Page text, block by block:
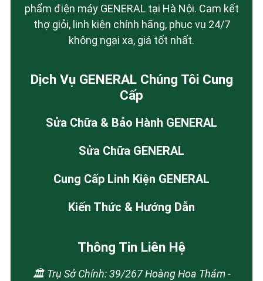
phẩm điện máy GENERAL tại Hà Nội. Cam kết
thợ giỏi, linh kiện chính hãng, phục vụ 24/7
không ngại xa, giá tốt nhất.
Dịch Vụ GENERAL Chúng Tôi Cung
Cấp
Sửa Chữa & Bảo Hành GENERAL
Sửa Chữa GENERAL
Cung Cấp Linh Kiện GENERAL
Kiến Thức & Hướng Dẫn
Thông Tin Liên Hệ
🏛️ Trụ Sở Chính: 39/267 Hoàng Hoa Thám -